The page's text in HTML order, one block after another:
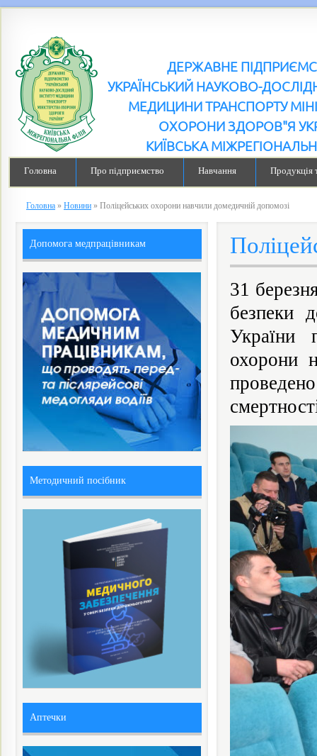
ДЕРЖАВНЕ
УКРАЇНСЬКИЙ НАУКОВО-
МЕДИЦИНИ ТРАНСПОРТУ
ОХОРОНИ ЗДОРОВ"Я
КИЇВСЬКА
Головна Про підприємство Навчання Продукція
Головна » Новини » Поліцейських охорони навчили домедичній допомозі
31
безпеки
України
охорони
Допомога медпрацівникам
Методичний посібник
Аптечки